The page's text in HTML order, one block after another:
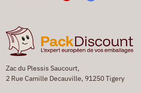
Zac du Plessis Saucourt,
2 Rue Camille Decauville, 91250 Tigery